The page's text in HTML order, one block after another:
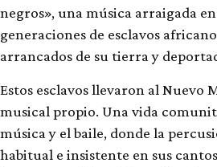
negros», una música arraigada
generaciones de esclavos
arrancados de su tierra y
Estos esclavos llevaron al Nuevo
musical propio. Una vida
música y el baile, donde la
habitual e insistente en sus